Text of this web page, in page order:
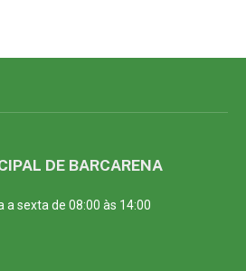
DE BARCARENA
sexta de 08:00 às 14:00